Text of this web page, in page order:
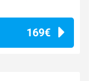
169€